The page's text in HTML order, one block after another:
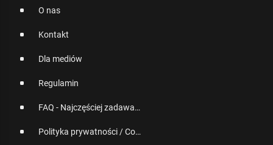
O nas
Kontakt
Dla mediów
Regulamin
FAQ - Najczęściej zadawane pytania
Polityka prywatności / Cookies